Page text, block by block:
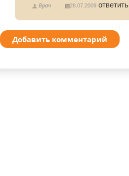
Врач 28.07.2009 ответить
Добавить комментарий